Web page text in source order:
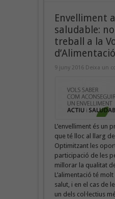
Envelliment
saludable:
treball a la
9 juny 2016 Deixa un
L’envelliment és un
que té lloc al llarg
Optimitzant les
participació de les
millorar la qualitat
L’alimentació té
salut, i en el cas de
un dels col·lectius